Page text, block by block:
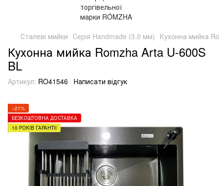
Сталеві мийки Серія Handmade (3.0 мм) Кухонна мийка
Кухонна мийка Romzha Arta U-600S
BL
Артикул: RO41546 Написати відгук
−21%
БЕЗКОШТОВНА ДОСТАВКА
10 РОКІВ ГАРАНТІЇ